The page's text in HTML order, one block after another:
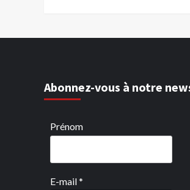
Abonnez-vous à notre
Prénom
E-mail*